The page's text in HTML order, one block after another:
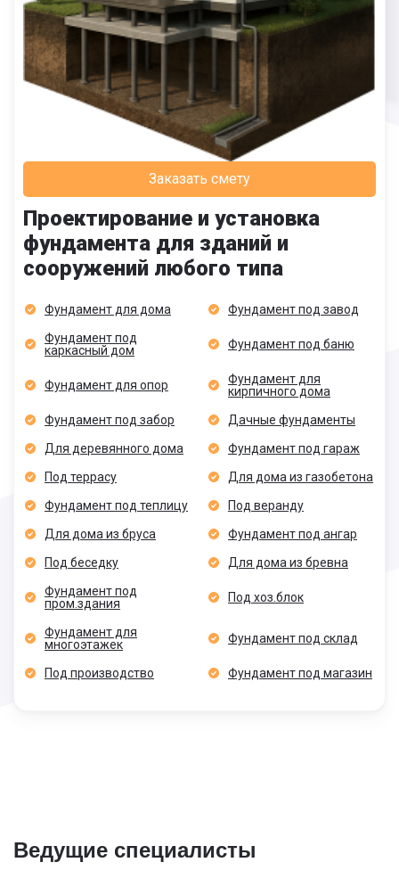
Заказать смету
Проектирование и установка
фундамента для зданий и
сооружений любого типа
Фундамент для дома
Фундамент под завод
Фундамент под
каркасный дом
Фундамент под баню
Фундамент для опор
Фундамент для
кирпичного дома
Фундамент под забор
Дачные фундаменты
Для деревянного дома
Фундамент под гараж
Под террасу
Для дома из газобетона
Фундамент под теплицу
Под веранду
Для дома из бруса
Фундамент под ангар
Под беседку
Для дома из бревна
Фундамент под
пром.здания
Под хоз.блок
Фундамент для
многоэтажек
Фундамент под склад
Под производство Фундамент под магазин
Ведущие специалисты